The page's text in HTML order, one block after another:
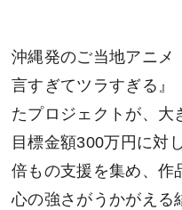
沖縄発のご当地アニメ
言すぎてツラすぎる』
たプロジェクトが、大
目標金額300万円に対
倍もの支援を集め、作
心の強さがうかがえる